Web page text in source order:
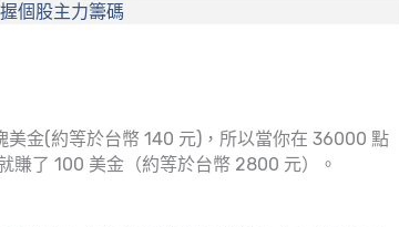
個股主力籌碼
金(約等於台幣 140 元)，所以當你在 36000 點
賺了 100 美金（約等於台幣 2800 元）。